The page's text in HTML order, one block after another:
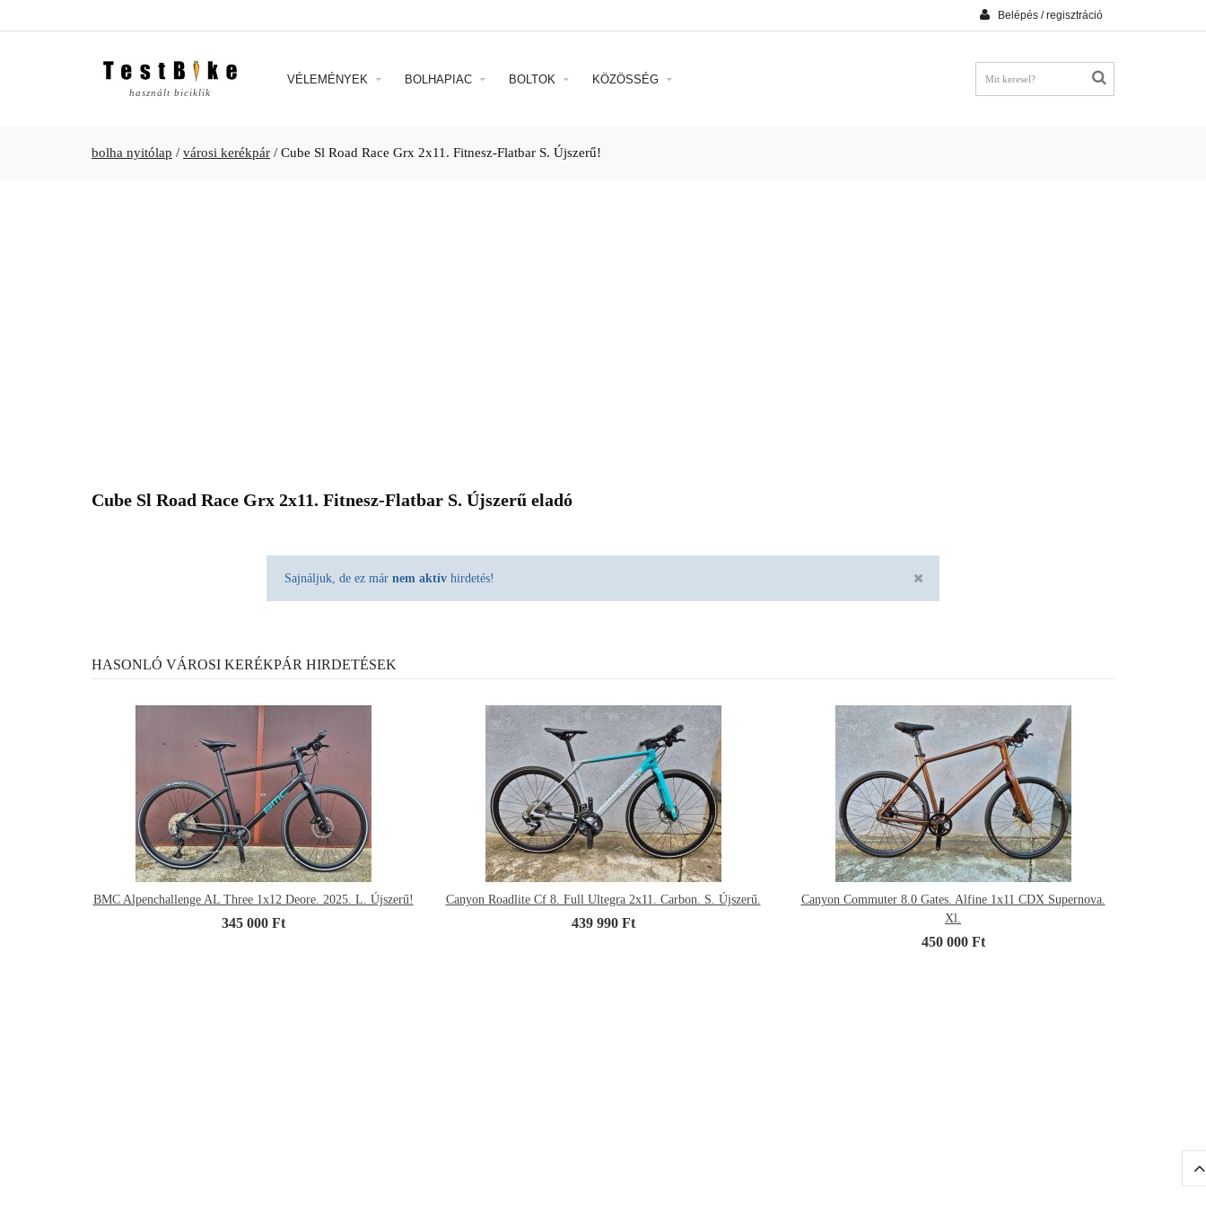
Belépés / regisztráció
használt biciklik
VÉLEMÉNYEK BOLHAPIAC BOLTOK KÖZÖSSÉG
bolha nyitólap / városi kerékpár / Cube Sl Road Race Grx 2x11. Fitnesz-Flatbar S. Újszerű!
Cube Sl Road Race Grx 2x11. Fitnesz-Flatbar S. Újszerű eladó
Sajnáljuk, de ez már nem aktív hirdetés!
HASONLÓ VÁROSI KERÉKPÁR HIRDETÉSEK
BMC Alpenchallenge AL Three 1x12 Deore. 2025. L. Újszerű!
345 000 Ft
Canyon Roadlite Cf 8. Full Ultegra 2x11. Carbon. S. Újszerű.
439 990 Ft
Canyon Commuter 8.0 Gates. Alfine 1x11 CDX Supernova.
Xl.
450 000 Ft